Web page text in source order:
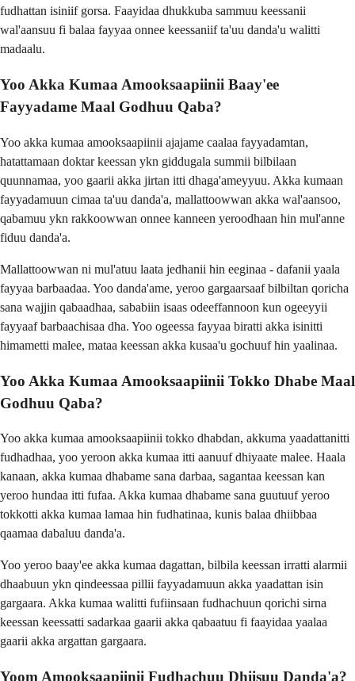
fudhattan isiniif gorsa. Faayidaa dhukkuba sammuu keessanii
wal'aansuu fi balaa fayyaa onnee keessaniif ta'uu danda'u walitti
madaalu.
Yoo Akka Kumaa Amooksaapiinii Baay'ee
Fayyadame Maal Godhuu Qaba?
Yoo akka kumaa amooksaapiinii ajajame caalaa fayyadamtan,
hatattamaan doktar keessan ykn giddugala summii bilbilaan
quunnamaa, yoo gaarii akka jirtan itti dhaga'ameyyuu. Akka kumaan
fayyadamuun cimaa ta'uu danda'a, mallattoowwan akka wal'aansoo,
qabamuu ykn rakkoowwan onnee kanneen yeroodhaan hin mul'anne
fiduu danda'a.
Mallattoowwan ni mul'atuu laata jedhanii hin eeginaa - dafanii yaala
fayyaa barbaadaa. Yoo danda'ame, yeroo gargaarsaaf bilbiltan qoricha
sana wajjin qabaadhaa, sababiin isaas odeeffannoon kun ogeeyyii
fayyaaf barbaachisaa dha. Yoo ogeessa fayyaa biratti akka isinitti
himametti malee, mataa keessan akka kusaa'u gochuuf hin yaalinaa.
Yoo Akka Kumaa Amooksaapiinii Tokko Dhabe Maal
Godhuu Qaba?
Yoo akka kumaa amooksaapiinii tokko dhabdan, akkuma yaadattanitti
fudhadhaa, yoo yeroon akka kumaa itti aanuuf dhiyaate malee. Haala
kanaan, akka kumaa dhabame sana darbaa, sagantaa keessan kan
yeroo hundaa itti fufaa. Akka kumaa dhabame sana guutuuf yeroo
tokkotti akka kumaa lamaa hin fudhatinaa, kunis balaa dhiibbaa
qaamaa dabaluu danda'a.
Yoo yeroo baay'ee akka kumaa dagattan, bilbila keessan irratti alarmii
dhaabuun ykn qindeessaa pillii fayyadamuun akka yaadattan isin
gargaara. Akka kumaa walitti fufiinsaan fudhachuun qorichi sirna
keessan keessatti sadarkaa gaarii akka qabaatuu fi faayidaa yaalaa
gaarii akka argattan gargaara.
Yoom Amooksaapiinii Fudhachuu Dhiisuu Danda'a?